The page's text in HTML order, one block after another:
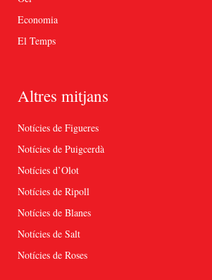
Economia
El Temps
Altres mitjans
Notícies de Figueres
Notícies de Puigcerdà
Notícies d’Olot
Notícies de Ripoll
Notícies de Blanes
Notícies de Salt
Notícies de Roses